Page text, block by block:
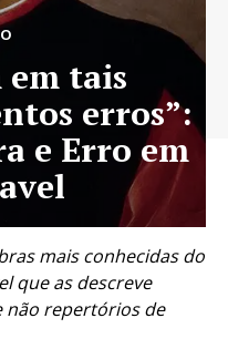
em tais
erros”:
e Erro em
mais conhecidas do
que as descreve
não repertórios de